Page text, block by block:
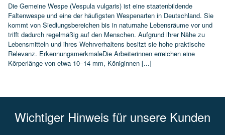
Die Gemeine Wespe (Vespula vulgaris) ist eine staatenbildende
Faltenwespe und eine der häufigsten Wespenarten in Deutschland. Sie
kommt von Siedlungsbereichen bis in naturnahe Lebensräume vor und
trifft dadurch regelmäßig auf den Menschen. Aufgrund ihrer Nähe zu
Lebensmitteln und ihres Wehrverhaltens besitzt sie hohe praktische
Relevanz. ErkennungsmerkmaleDie Arbeiterinnen erreichen eine
Körperlänge von etwa 10–14 mm, Königinnen [...]
Wichtiger Hinweis für unsere Kunden